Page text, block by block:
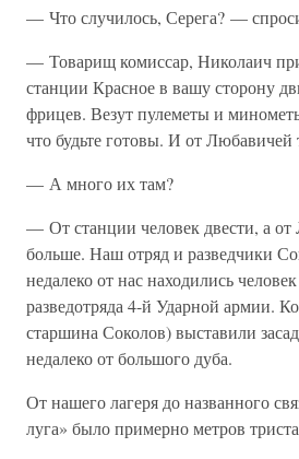
— Что случилось, Серега? —
— Товарищ комиссар, Николаич
станции Красное в вашу сторону
фрицев. Везут пулеметы и
что будьте готовы. И от
— А много их там?
— От станции человек двести, а
больше. Наш отряд и разведчики
недалеко от нас находились
разведотряда 4-й Ударной армии.
старшина Соколов) выставили
недалеко от большого дуба.
От нашего лагеря до названного
луга» было примерно метров